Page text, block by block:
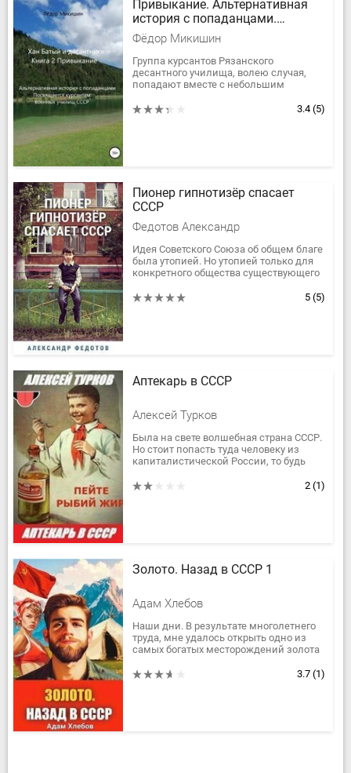
Привыкание. Альтернативная
история с попаданцами.
Посвящается курсантам
военных училищ СССР
Фёдор Микишин
Группа курсантов Рязанского
десантного училища, волею случая,
попадают вместе с небольшим
средневековую Русь 13 века, в момент
3.4 (5)
Пионер гипнотизёр спасает
СССР
Федотов Александр
Идея Советского Союза об общем благе
была утопией. Но утопией только для
конкретного общества существующего
Но сможет ли вся...
5 (5)
Аптекарь в СССР
Алексей Турков
Была на свете волшебная страна СССР.
Но стоит попасть туда человеку из
капиталистической России, то будь
все равно преображается по...
2 (1)
Золото. Назад в СССР 1
Адам Хлебов
Наши дни. В результате многолетнего
труда, мне удалось открыть одно из
самых богатых месторождений золота
народу и стране. Но...
3.7 (1)